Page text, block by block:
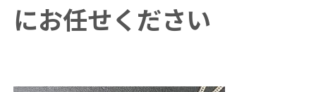
にお任せください